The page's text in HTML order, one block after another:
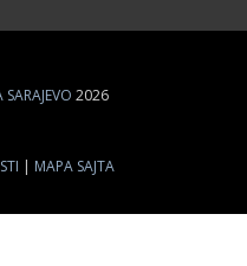
SARAJEVO 2026
MAPA SAJTA